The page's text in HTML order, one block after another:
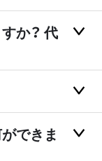
か？ 代
できま